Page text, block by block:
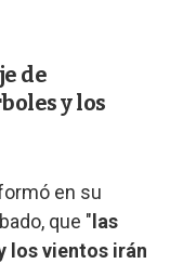
de
y los
en su
que " las
los vientos irán